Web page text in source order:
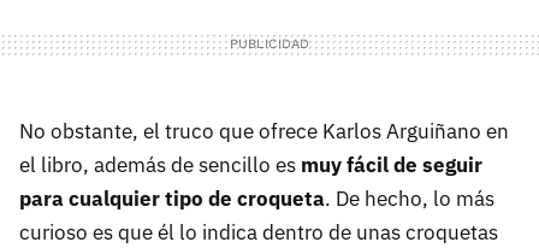
No obstante, el truco que ofrece Karlos Arguiñano en
el libro, además de sencillo es muy fácil de seguir
para cualquier tipo de croqueta. De hecho, lo más
curioso es que él lo indica dentro de unas croquetas